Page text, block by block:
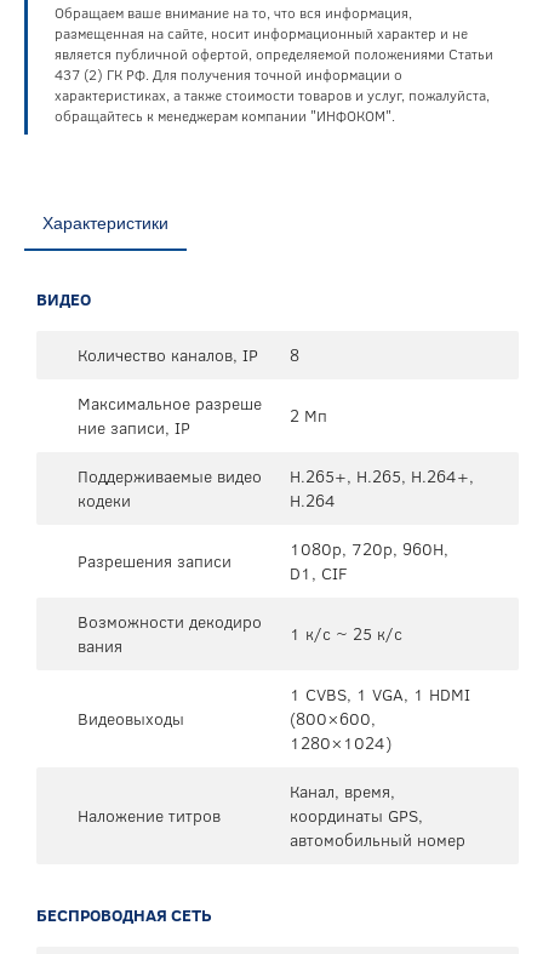
Обращаем ваше внимание на то, что вся информация,
размещенная на сайте, носит информационный характер и не
является публичной офертой, определяемой положениями Статьи
437 (2) ГК РФ. Для получения точной информации о
характеристиках, а также стоимости товаров и услуг, пожалуйста,
обращайтесь к менеджерам компании "ИНФОКОМ".
Характеристики
ВИДЕО
Количество каналов, IP
8
Максимальное разреше
ние записи, IP
2 Мп
Поддерживаемые видео
кодеки
H.265+, H.265, H.264+,
H.264
Разрешения записи
1080p, 720p, 960H,
D1, CIF
Возможности декодиро
вания
1 к/с ~ 25 к/с
Видеовыходы
1 CVBS, 1 VGA, 1 HDMI
(800×600,
1280×1024)
Наложение титров
Канал, время,
координаты GPS,
автомобильный номер
БЕСПРОВОДНАЯ СЕТЬ